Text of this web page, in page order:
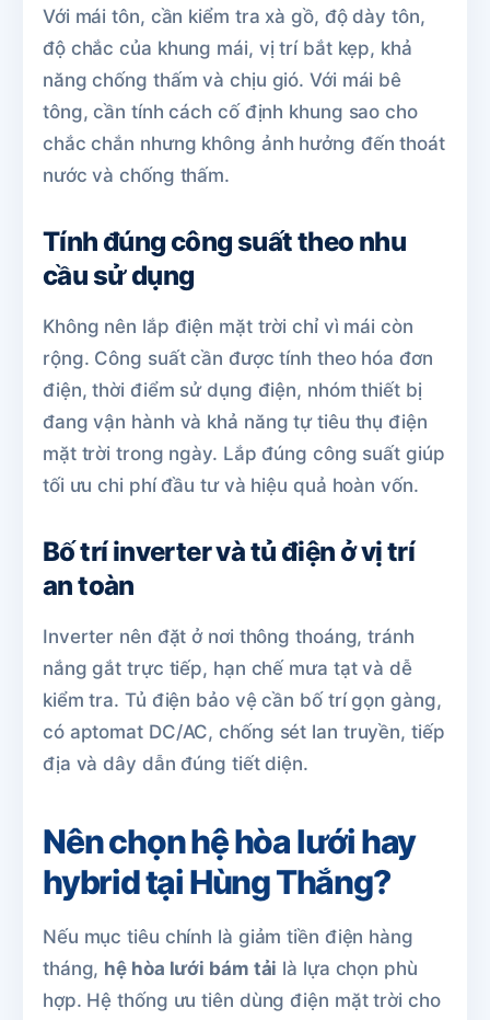
Với mái tôn, cần kiểm tra xà gồ, độ dày tôn,
độ chắc của khung mái, vị trí bắt kẹp, khả
năng chống thấm và chịu gió. Với mái bê
tông, cần tính cách cố định khung sao cho
chắc chắn nhưng không ảnh hưởng đến thoát
nước và chống thấm.
Tính đúng công suất theo nhu
cầu sử dụng
Không nên lắp điện mặt trời chỉ vì mái còn
rộng. Công suất cần được tính theo hóa đơn
điện, thời điểm sử dụng điện, nhóm thiết bị
đang vận hành và khả năng tự tiêu thụ điện
mặt trời trong ngày. Lắp đúng công suất giúp
tối ưu chi phí đầu tư và hiệu quả hoàn vốn.
Bố trí inverter và tủ điện ở vị trí
an toàn
Inverter nên đặt ở nơi thông thoáng, tránh
nắng gắt trực tiếp, hạn chế mưa tạt và dễ
kiểm tra. Tủ điện bảo vệ cần bố trí gọn gàng,
có aptomat DC/AC, chống sét lan truyền, tiếp
địa và dây dẫn đúng tiết diện.
Nên chọn hệ hòa lưới hay
hybrid tại Hùng Thắng?
Nếu mục tiêu chính là giảm tiền điện hàng
tháng, hệ hòa lưới bám tải là lựa chọn phù
hợp. Hệ thống ưu tiên dùng điện mặt trời cho